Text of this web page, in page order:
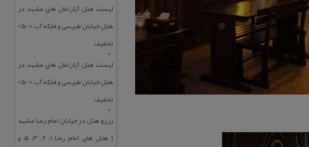
لیست هتل آپارتمان های مشهد در
هتل خیابان طبرسی و فلکه آب + 50%
تخفیف
لیست هتل آپارتمان های مشهد در
هتل خیابان طبرسی و فلکه آب + 50%
تخفیف
رزرو هتل در خیابان امام رضا مشهد
| هتل‌ های امام رضا 1، 2، 3، 5 و